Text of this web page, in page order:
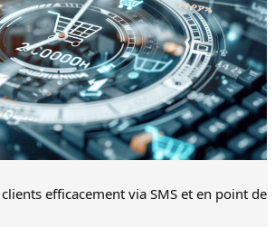
efficacement via SMS et en point de